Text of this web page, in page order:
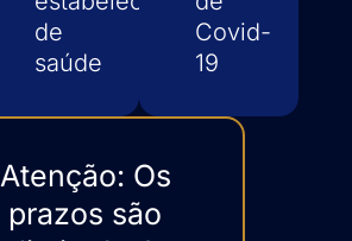
de
saúde
Covid-
19
Atenção: Os
prazos são